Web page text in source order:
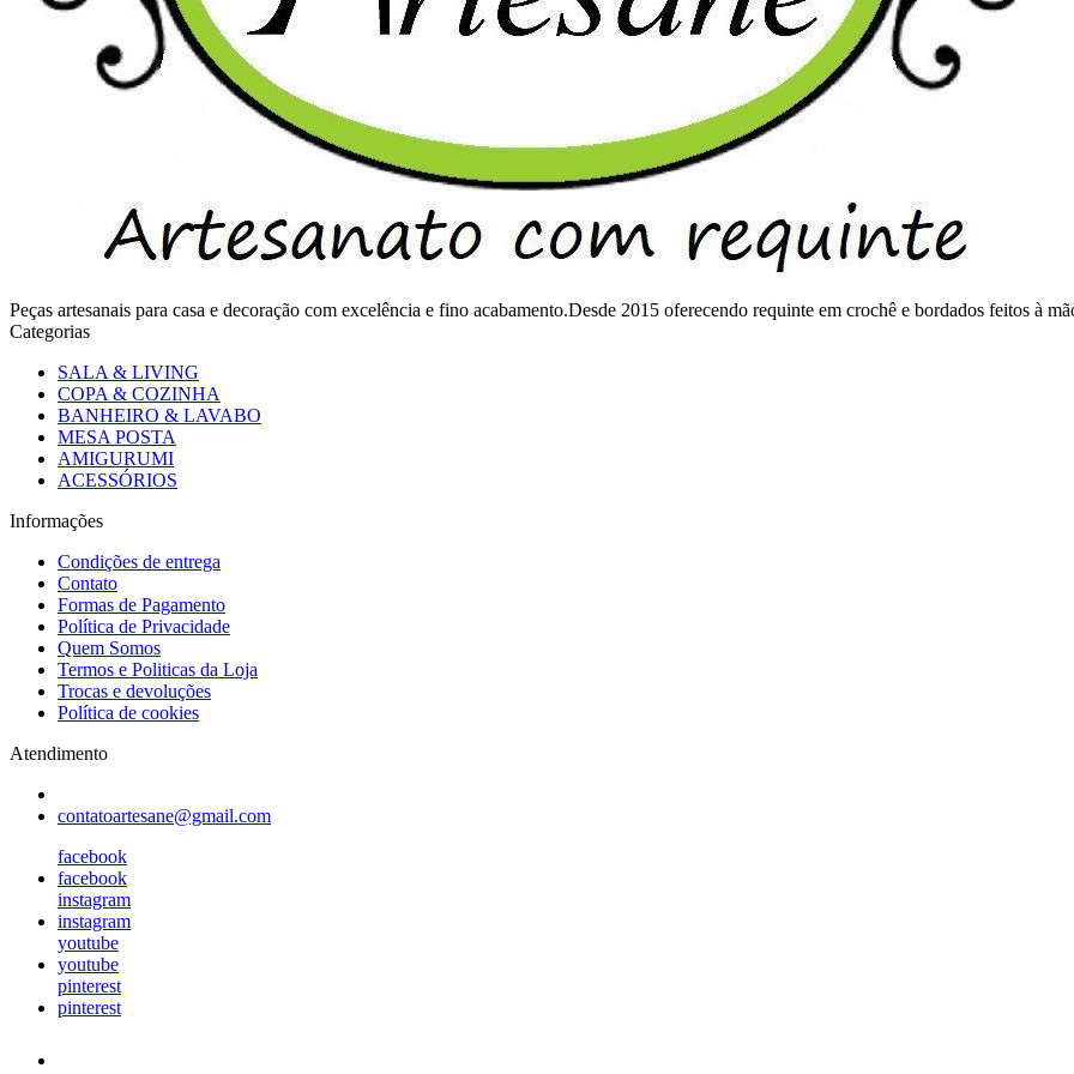
Peças artesanais para casa e decoração com excelência e fino acabamento.Desde 2015 oferecendo requinte em crochê e bordados feitos à
Categorias
SALA & LIVING
COPA & COZINHA
BANHEIRO & LAVABO
MESA POSTA
AMIGURUMI
ACESSÓRIOS
Informações
Condições de entrega
Contato
Formas de Pagamento
Política de Privacidade
Quem Somos
Termos e Politicas da Loja
Trocas e devoluções
Política de cookies
Atendimento
contatoartesane@gmail.com
facebook
facebook
instagram
instagram
youtube
youtube
pinterest
pinterest